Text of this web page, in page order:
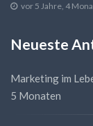
vor 5 Jahre, 4
Neueste
Marketing im
5 Monaten